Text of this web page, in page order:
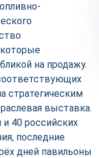
на продажу.
стратегическим
выставка.
и 40 российских
последние
дней павильоны